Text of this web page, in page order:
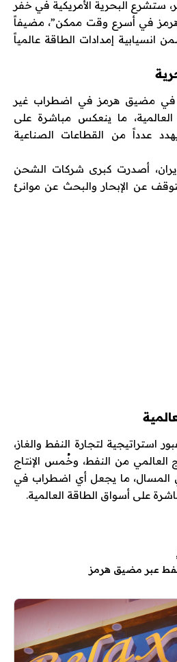
ستشرع البحرية الأمريكية في خفر
في أسرع وقت ممكن”، مضيفاً
انسيابية إمدادات الطاقة عالمياً
في مضيق هرمز في اضطراب غير
العالمية، ما ينعكس مباشرة على
عدداً من القطاعات الصناعية
أصدرت كبرى شركات الشحن
عن الإبحار والبحث عن موانئ
استراتيجية لتجارة النفط والغاز،
العالمي من النفط، وخُمس الإنتاج
المسال، ما يجعل أي اضطراب في
على أسواق الطاقة العالمية.
عبر مضيق هرمز